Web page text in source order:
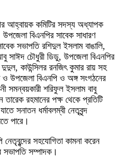
আহ্বায়ক কমিটির সদস্য অধ্যাপক
বিএনপির সাবেক সাধারণ
সভাপতি রশিদুল ইসলাম বাঙালি,
সাঈদ চৌধুরী ডিডু, উপজেলা বিএনপির
দুদুল, কাউন্সিলর রনজিৎ কুমার রায় সহ
ও উপজেলা বিএনপি ও অঙ্গ সংগঠনের
সমন্বয়কারী শরিফুল ইসলাম বাবু
তারেক রহমানের পক্ষ থেকে প্রতিটি
সনাতন ধর্মাবলম্বী নেতৃবৃন্দ
পারে।
সহযোগিতা কামনা করেন
সভাপতি সম্পাদক।